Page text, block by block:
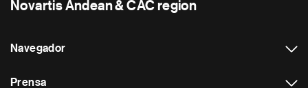
Novartis Andean & CAC region
Navegador
Prensa